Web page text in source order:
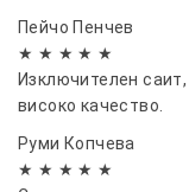
Пейчо Пенчев
★ ★ ★ ★ ★
Изключителен
високо качество.
Руми Копчева
★ ★ ★ ★ ★